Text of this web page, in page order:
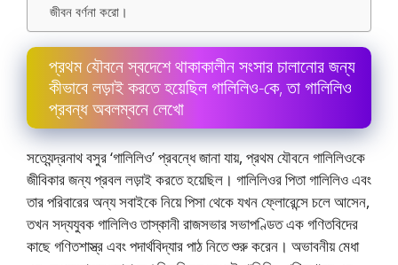
জীবন বর্ণনা করাে।
প্রথম যৌবনে স্বদেশে থাকাকালীন সংসার চালানাের জন্য
কীভাবে লড়াই করতে হয়েছিল গালিলিও-কে, তা গালিলিও
প্রবন্ধ অবলম্বনে লেখাে
সত্যেন্দ্রনাথ বসুর ‘গালিলিও’ প্রবন্ধে জানা যায়, প্রথম যৌবনে গালিলিওকে
জীবিকার জন্য প্রবল লড়াই করতে হয়েছিল। গালিলিওর পিতা গালিলিও এবং
তার পরিবারের অন্য সবাইকে নিয়ে পিসা থেকে যখন ফ্লোরেন্সে চলে আসেন,
তখন সদ্যযুবক গালিলিও তাস্কানী রাজসভার সভাপণ্ডিত এক গণিতবিদের
কাছে গণিতশাস্ত্র এবং পদার্থবিদ্যার পাঠ নিতে শুরু করেন। অভাবনীয় মেধা